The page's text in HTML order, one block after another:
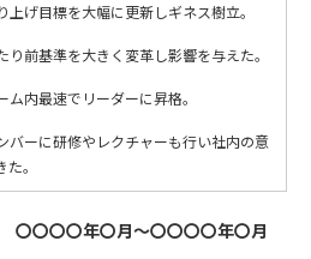
上げ目標を大幅に更新しギネス樹立。
り前基準を大きく変革し影響を与えた。
ム内最速でリーダーに昇格。
バーに研修やレクチャーも行い社内の意
。
〇〇〇〇年〇月～〇〇〇〇年〇月